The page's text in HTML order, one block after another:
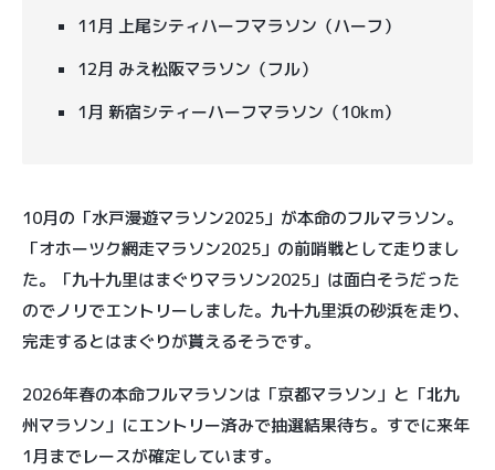
11月 上尾シティハーフマラソン（ハーフ）
12月 みえ松阪マラソン（フル）
1月 新宿シティーハーフマラソン（10km）
10月の「水戸漫遊マラソン2025」が本命のフルマラソン。
「オホーツク網走マラソン2025」の前哨戦として走りまし
た。「九十九里はまぐりマラソン2025」は面白そうだった
のでノリでエントリーしました。九十九里浜の砂浜を走り、
完走するとはまぐりが貰えるそうです。
2026年春の本命フルマラソンは「京都マラソン」と「北九
州マラソン」にエントリー済みで抽選結果待ち。すでに来年
1月までレースが確定しています。